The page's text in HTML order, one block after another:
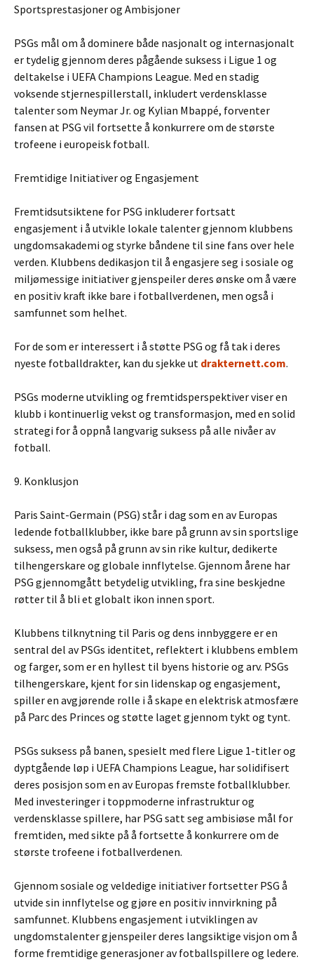
Sportsprestasjoner og Ambisjoner
PSGs mål om å dominere både nasjonalt og internasjonalt
er tydelig gjennom deres pågående suksess i Ligue 1 og
deltakelse i UEFA Champions League. Med en stadig
voksende stjernespillerstall, inkludert verdensklasse
talenter som Neymar Jr. og Kylian Mbappé, forventer
fansen at PSG vil fortsette å konkurrere om de største
trofeene i europeisk fotball.
Fremtidige Initiativer og Engasjement
Fremtidsutsiktene for PSG inkluderer fortsatt
engasjement i å utvikle lokale talenter gjennom klubbens
ungdomsakademi og styrke båndene til sine fans over hele
verden. Klubbens dedikasjon til å engasjere seg i sosiale og
miljømessige initiativer gjenspeiler deres ønske om å være
en positiv kraft ikke bare i fotballverdenen, men også i
samfunnet som helhet.
For de som er interessert i å støtte PSG og få tak i deres
nyeste fotballdrakter, kan du sjekke ut drakternett.com.
PSGs moderne utvikling og fremtidsperspektiver viser en
klubb i kontinuerlig vekst og transformasjon, med en solid
strategi for å oppnå langvarig suksess på alle nivåer av
fotball.
9. Konklusjon
Paris Saint-Germain (PSG) står i dag som en av Europas
ledende fotballklubber, ikke bare på grunn av sin sportslige
suksess, men også på grunn av sin rike kultur, dedikerte
tilhengerskare og globale innflytelse. Gjennom årene har
PSG gjennomgått betydelig utvikling, fra sine beskjedne
røtter til å bli et globalt ikon innen sport.
Klubbens tilknytning til Paris og dens innbyggere er en
sentral del av PSGs identitet, reflektert i klubbens emblem
og farger, som er en hyllest til byens historie og arv. PSGs
tilhengerskare, kjent for sin lidenskap og engasjement,
spiller en avgjørende rolle i å skape en elektrisk atmosfære
på Parc des Princes og støtte laget gjennom tykt og tynt.
PSGs suksess på banen, spesielt med flere Ligue 1-titler og
dyptgående løp i UEFA Champions League, har solidifisert
deres posisjon som en av Europas fremste fotballklubber.
Med investeringer i toppmoderne infrastruktur og
verdensklasse spillere, har PSG satt seg ambisiøse mål for
fremtiden, med sikte på å fortsette å konkurrere om de
største trofeene i fotballverdenen.
Gjennom sosiale og veldedige initiativer fortsetter PSG å
utvide sin innflytelse og gjøre en positiv innvirkning på
samfunnet. Klubbens engasjement i utviklingen av
ungdomstalenter gjenspeiler deres langsiktige visjon om å
forme fremtidige generasjoner av fotballspillere og ledere.